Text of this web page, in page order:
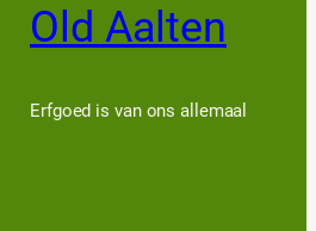
Old Aalten
Erfgoed is van ons allemaal